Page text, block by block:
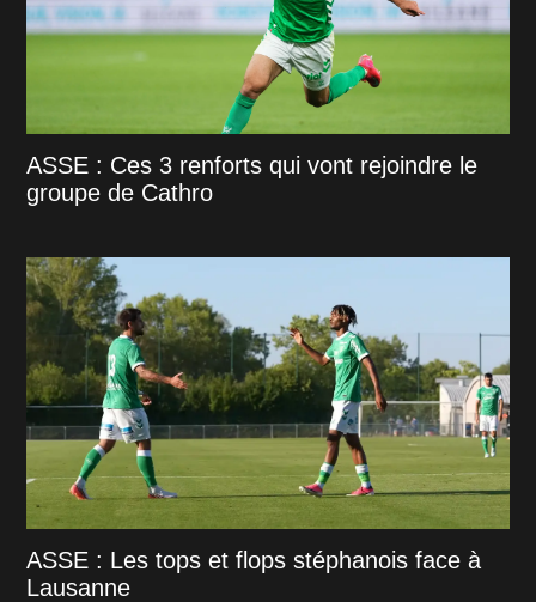
ASSE : Ces 3 renforts qui vont rejoindre le
groupe de Cathro
ASSE : Les tops et flops stéphanois face à
Lausanne